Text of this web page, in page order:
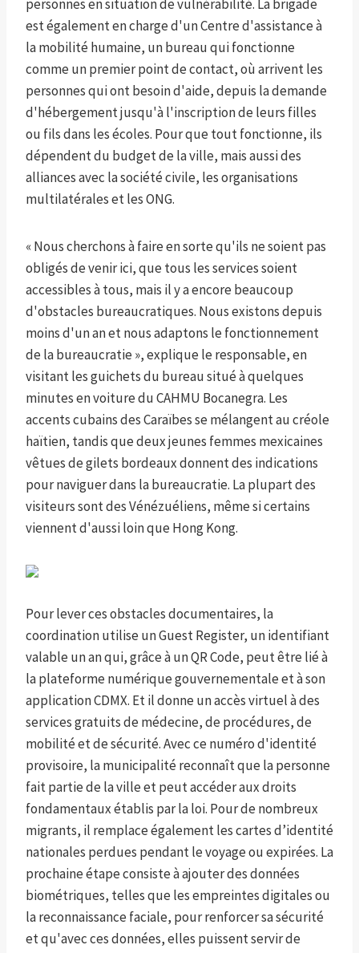
personnes en situation de vulnérabilité. La brigade
est également en charge d'un Centre d'assistance à
la mobilité humaine, un bureau qui fonctionne
comme un premier point de contact, où arrivent les
personnes qui ont besoin d'aide, depuis la demande
d'hébergement jusqu'à l'inscription de leurs filles
ou fils dans les écoles. Pour que tout fonctionne, ils
dépendent du budget de la ville, mais aussi des
alliances avec la société civile, les organisations
multilatérales et les ONG.
« Nous cherchons à faire en sorte qu'ils ne soient pas
obligés de venir ici, que tous les services soient
accessibles à tous, mais il y a encore beaucoup
d'obstacles bureaucratiques. Nous existons depuis
moins d'un an et nous adaptons le fonctionnement
de la bureaucratie », explique le responsable, en
visitant les guichets du bureau situé à quelques
minutes en voiture du CAHMU Bocanegra. Les
accents cubains des Caraïbes se mélangent au créole
haïtien, tandis que deux jeunes femmes mexicaines
vêtues de gilets bordeaux donnent des indications
pour naviguer dans la bureaucratie. La plupart des
visiteurs sont des Vénézuéliens, même si certains
viennent d'aussi loin que Hong Kong.
Pour lever ces obstacles documentaires, la
coordination utilise un Guest Register, un identifiant
valable un an qui, grâce à un QR Code, peut être lié à
la plateforme numérique gouvernementale et à son
application CDMX. Et il donne un accès virtuel à des
services gratuits de médecine, de procédures, de
mobilité et de sécurité. Avec ce numéro d'identité
provisoire, la municipalité reconnaît que la personne
fait partie de la ville et peut accéder aux droits
fondamentaux établis par la loi. Pour de nombreux
migrants, il remplace également les cartes d’identité
nationales perdues pendant le voyage ou expirées. La
prochaine étape consiste à ajouter des données
biométriques, telles que les empreintes digitales ou
la reconnaissance faciale, pour renforcer sa sécurité
et qu'avec ces données, elles puissent servir de